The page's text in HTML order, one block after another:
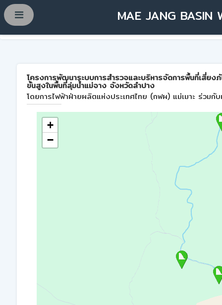
MAE JANG BASIN
โครงการพัฒนาระบบการสำรวจและบริหารจัดการพื้นที่เสี่ย
ขั้นสูงในพื้นที่ลุ่มน้ำแม่จาง จังหวัดลำปาง
โดยการไฟฟ้าฝ่ายผลิตแห่งประเทศไทย (กฟผ) แม่เมาะ ร่วมกั
+
−